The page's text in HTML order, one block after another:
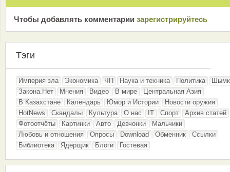
Чтобы добавлять комментарии зарeгиcтрирyйтeсь
Тэги
Империя зла Экономика ЧП Наука и техника Политика
Закона.Нет
Мнения Видео В мире
Центральная Азия
В Казахстане
Календарь Юмор и Истории
Новости оружия
HotNews
Скандалы Культура О нас IT Спорт
Архив статей
Фотоотчёты
Картинки Авто Девчонки
Мальчики
Любовь и отношения
Опросы Download Обменник
Ссылки
Библиотека
Ядерщик Блоги Гостевая